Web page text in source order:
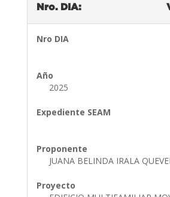
Nro. DIA:
Nro DIA
Año
2025
Expediente SEAM
Proponente
JUANA BELINDA IRALA
Proyecto